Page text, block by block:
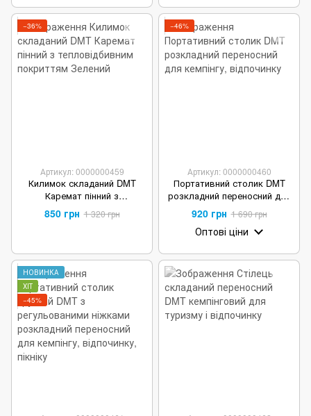
−36%
Артикул: 0000000459
Килимок складаний DMT
Каремат пінний з
тепловідбивним покриттям
Помаранчевий
850 грн 1 320 грн
−46%
Артикул: 0000000460
Портативний столик DMT
розкладний переносний для
кемпінгу, відпочинку
920 грн 1 690 грн
Оптові ціни
НОВИНКА
ХІТ
−45%